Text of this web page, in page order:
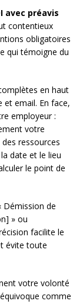
avec préavis
contentieux
obligatoires
qui témoigne du
en haut
et email. En face,
employeur :
votre
ressources
date et le lieu
le point de
Démission de
» ou
facilite le
évite toute
votre volonté
comme